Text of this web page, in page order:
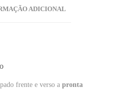
ADICIONAL
frente e verso a pronta